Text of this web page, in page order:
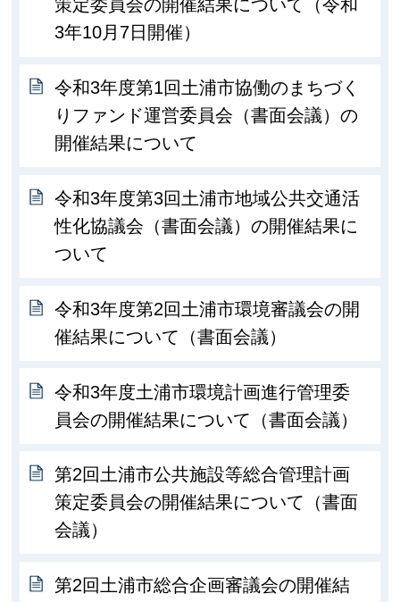
策定委員会の開催結果について（令和
3年10月7日開催）
令和3年度第1回土浦市協働のまちづく
りファンド運営委員会（書面会議）の
開催結果について
令和3年度第3回土浦市地域公共交通活
性化協議会（書面会議）の開催結果に
ついて
令和3年度第2回土浦市環境審議会の開
催結果について（書面会議）
令和3年度土浦市環境計画進行管理委
員会の開催結果について（書面会議）
第2回土浦市公共施設等総合管理計画
策定委員会の開催結果について（書面
会議）
第2回土浦市総合企画審議会の開催結